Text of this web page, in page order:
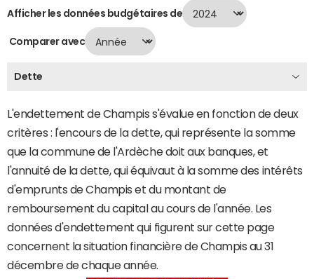
Afficher les données budgétaires de
Comparer avec
Dette
L'endettement de Champis s'évalue en fonction de deux
critères : l'encours de la dette, qui représente la somme
que la commune de l'Ardèche doit aux banques, et
l'annuité de la dette, qui équivaut à la somme des intérêts
d'emprunts de Champis et du montant de
remboursement du capital au cours de l'année. Les
données d'endettement qui figurent sur cette page
concernent la situation financière de Champis au 31
décembre de chaque année.